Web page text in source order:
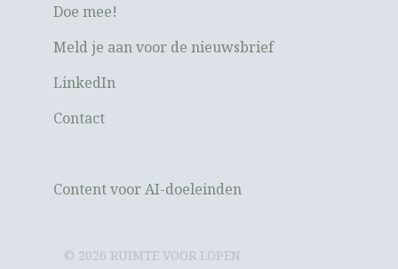
Doe mee!
Meld je aan voor de nieuwsbrief
LinkedIn
Contact
Content voor AI-doeleinden
© 2026 RUIMTE VOOR LOPEN